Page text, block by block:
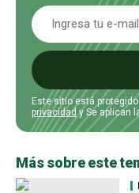
Este sitio está protegido
privacidad y Se aplican
Más sobre este